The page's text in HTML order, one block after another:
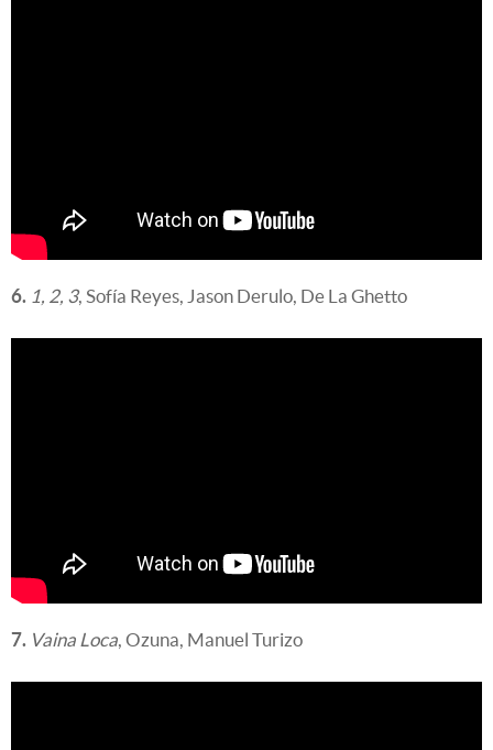
6. 1, 2, 3, Sofía Reyes, Jason Derulo, De La Ghetto
7. Vaina Loca , Ozuna, Manuel Turizo